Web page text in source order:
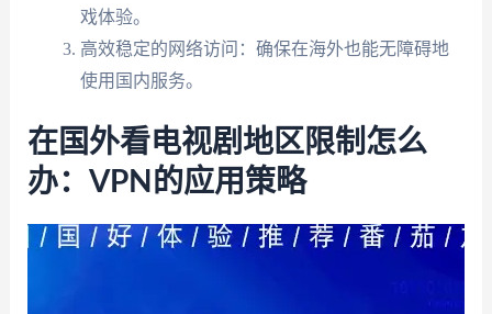
戏体验。
高效稳定的网络访问：确保在海外也能无障碍地
使用国内服务。
在国外看电视剧地区限制怎么
办：VPN的应用策略